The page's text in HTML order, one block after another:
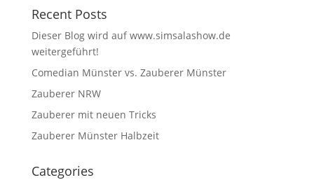
Recent Posts
Dieser Blog wird auf www.simsalashow.de
weitergeführt!
Comedian Münster vs. Zauberer Münster
Zauberer NRW
Zauberer mit neuen Tricks
Zauberer Münster Halbzeit
Categories